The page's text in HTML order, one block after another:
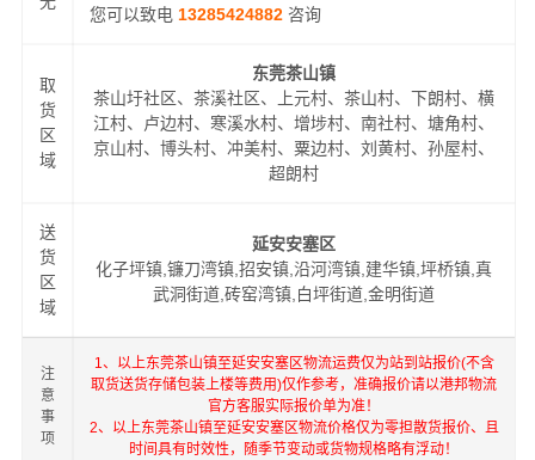
您可以致电 13285424882 咨询
取
货
区
域
东莞茶山镇
茶山圩社区、茶溪社区、上元村、茶山村、下朗村、横
江村、卢边村、寒溪水村、增埗村、南社村、塘角村、
京山村、博头村、冲美村、粟边村、刘黄村、孙屋村、
超朗村
送
货
区
域
延安安塞区
化子坪镇,镰刀湾镇,招安镇,沿河湾镇,建华镇,坪桥镇,真
武洞街道,砖窑湾镇,白坪街道,金明街道
注
意
事
项
1、以上东莞茶山镇至延安安塞区物流运费仅为站到站报价(不含
取货送货存储包装上楼等费用)仅作参考，准确报价请以港邦物流
官方客服实际报价单为准！
2、以上东莞茶山镇至延安安塞区物流价格仅为零担散货报价、且
时间具有时效性，随季节变动或货物规格略有浮动！